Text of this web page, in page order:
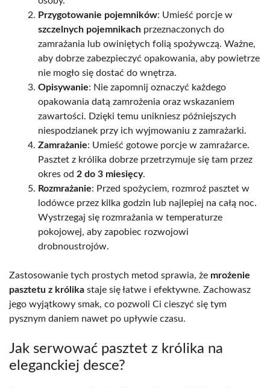
Przygotowanie pojemników: Umieść porcje w
szczelnych pojemnikach przeznaczonych do
zamrażania lub owiniętych folią spożywczą. Ważne,
aby dobrze zabezpieczyć opakowania, aby powietrze
nie mogło się dostać do wnętrza.
Opisywanie: Nie zapomnij oznaczyć każdego
opakowania datą zamrożenia oraz wskazaniem
zawartości. Dzięki temu unikniesz późniejszych
niespodzianek przy ich wyjmowaniu z zamrażarki.
Zamrażanie: Umieść gotowe porcje w zamrażarce.
Pasztet z królika dobrze przetrzymuje się tam przez
okres od 2 do 3 miesięcy.
Rozmrażanie: Przed spożyciem, rozmroź pasztet w
lodówce przez kilka godzin lub najlepiej na całą noc.
Wystrzegaj się rozmrażania w temperaturze
pokojowej, aby zapobiec rozwojowi
drobnoustrojów.
Zastosowanie tych prostych metod sprawia, że mrożenie
pasztetu z królika staje się łatwe i efektywne. Zachowasz
jego wyjątkowy smak, co pozwoli Ci cieszyć się tym
pysznym daniem nawet po upływie czasu.
Jak serwować pasztet z królika na
eleganckiej desce?